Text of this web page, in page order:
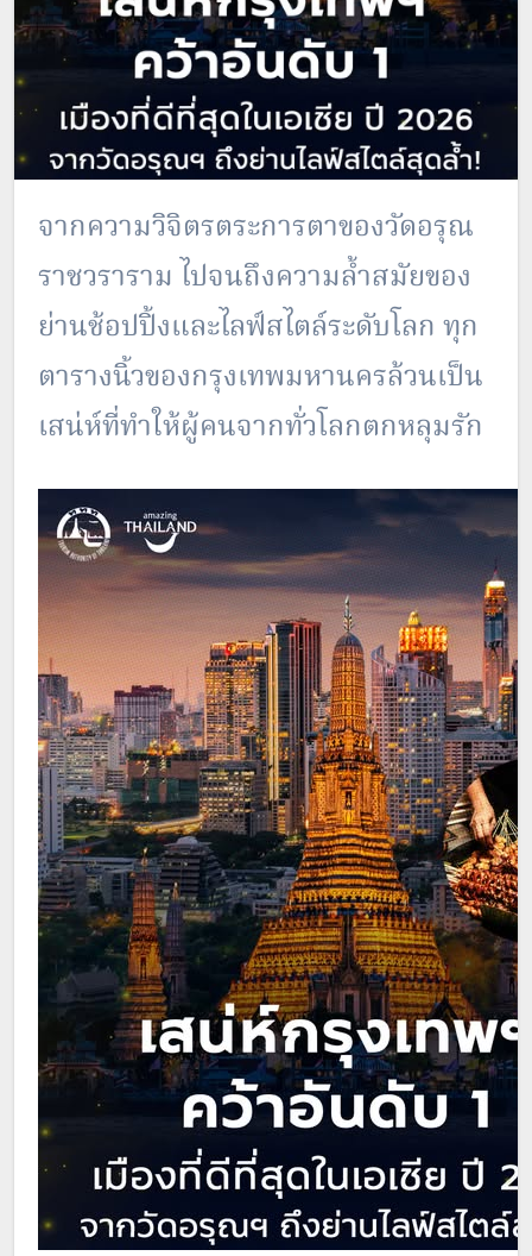
จากความวิจิตรตระการตาของวัดอรุณ
ราชวราราม ไปจนถึงความล้ำสมัยของ
ย่านช้อปปิ้งและไลฟ์สไตล์ระดับโลก ทุก
ตารางนิ้วของกรุงเทพมหานครล้วนเป็น
เสน่ห์ที่ทำให้ผู้คนจากทั่วโลกตกหลุมรัก